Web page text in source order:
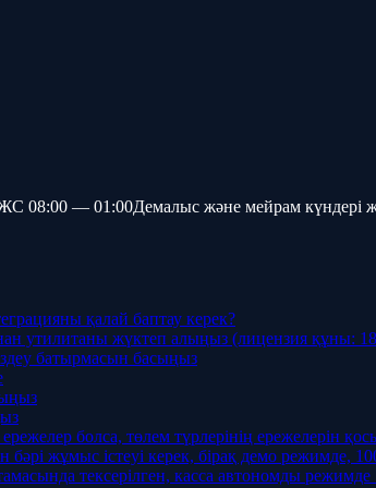
08:00 — 01:00Демалыс және мейрам күндері
қалай баптау керек?
утилитаны жүктеп алыңыз (лицензия құны:
батырмасын басыңыз
болса, төлем түрлерінің ережелерін
бәрі жұмыс істеуі керек, бірақ демо режимде,
тексерілген, касса автономды режимде